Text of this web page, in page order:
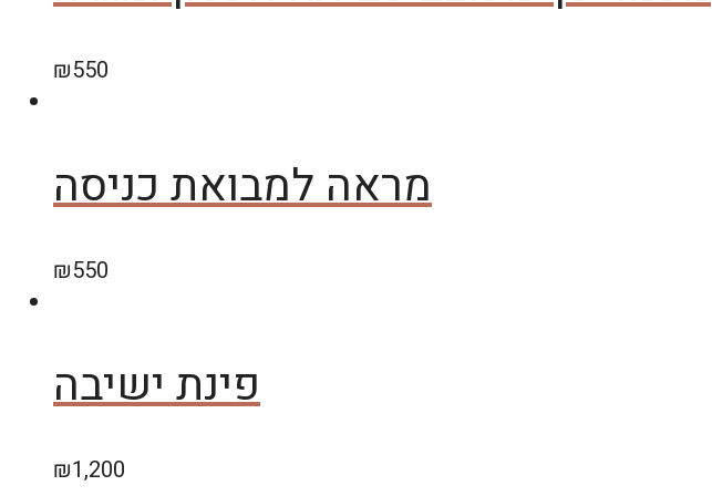
₪550
מראה למבואת כניסה
₪550
פינת ישיבה
₪1,200